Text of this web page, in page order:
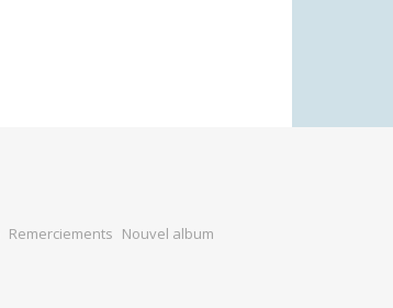
Remerciements Nouvel album